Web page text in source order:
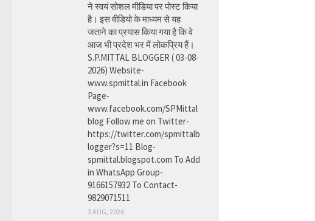
ने स्वयं सोशल मीडिया पर पोस्ट किया
है। इस वीडियो के माध्यम से यह
जताने का प्रयास किया गया है कि वे
आज भी प्रदेश भर में लोकप्रिय हैं।
S.P.MITTAL BLOGGER ( 03-08-
2026) Website-
www.spmittal.in Facebook
Page-
www.facebook.com/SPMittal
blog Follow me on Twitter-
https://twitter.com/spmittalb
logger?s=11 Blog-
spmittal.blogspot.com To Add
in WhatsApp Group-
9166157932 To Contact-
9829071511
3 AUG, 2026